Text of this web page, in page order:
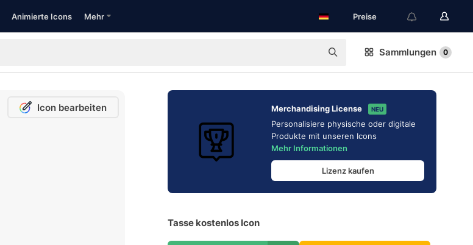
Animierte Icons Mehr Preise
Sammlungen 0
Icon bearbeiten Merchandising License NEU
Personalisiere physische oder digitale
Produkte mit unseren Icons
Mehr Informationen
Lizenz kaufen
Tasse kostenlos Icon